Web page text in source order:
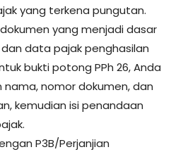
yang terkena pungutan.
yang menjadi dasar
data pajak penghasilan
bukti potong PPh 26, Anda
nama, nomor dokumen, dan
kemudian isi penandaan
P3B/Perjanjian